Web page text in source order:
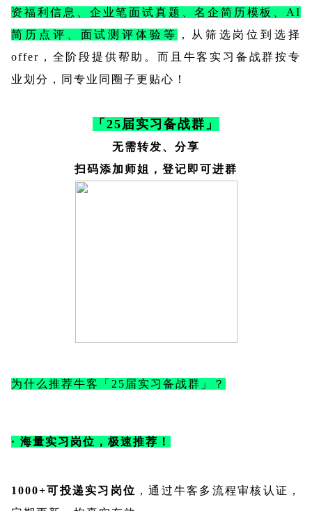
资福利信息、企业笔面试真题
、名企简历模板、AI
简历点评、面试测评体验等
，从筛选岗位到选择
offer，全阶段提供帮助。而且牛客实习备战群按专
业划分，同专业同圈子更贴心！
「25届实习备战群」
无需转发、分享
扫码添加师姐，登记即可进群
为什么推荐牛客「25届实习备战群」？
· 海量实习岗位，极速推荐！
1000+可投递实习岗位 ，通过牛客多流程审核认证，